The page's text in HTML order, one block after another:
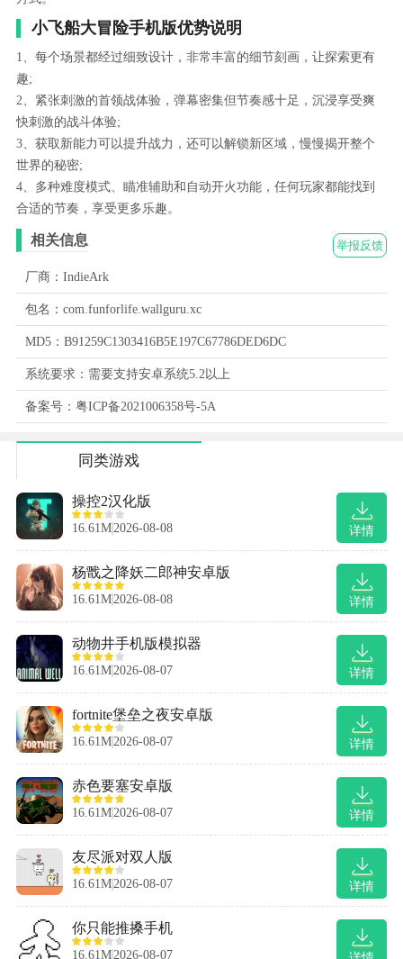
小飞船大冒险手机版优势说明
1、每个场景都经过细致设计，非常丰富的细节刻画，让探索更有
趣;
2、紧张刺激的首领战体验，弹幕密集但节奏感十足，沉浸享受爽
快刺激的战斗体验;
3、获取新能力可以提升战力，还可以解锁新区域，慢慢揭开整个
世界的秘密;
4、多种难度模式、瞄准辅助和自动开火功能，任何玩家都能找到
合适的节奏，享受更多乐趣。
举报反馈
相关信息
厂商：IndieArk
包名：com.funforlife.wallguru.xc
MD5：B91259C1303416B5E197C67786DED6DC
系统要求：需要支持安卓系统5.2以上
备案号：粤ICP备2021006358号-5A
同类游戏
详情
操控2汉化版
16.61M2026-08-08
详情
杨戬之降妖二郎神安卓版
16.61M2026-08-08
详情
动物井手机版模拟器
16.61M2026-08-07
详情
fortnite堡垒之夜安卓版
16.61M2026-08-07
详情
赤色要塞安卓版
16.61M2026-08-07
详情
友尽派对双人版
16.61M2026-08-07
你只能推搡手机
16.61M2026-08-07